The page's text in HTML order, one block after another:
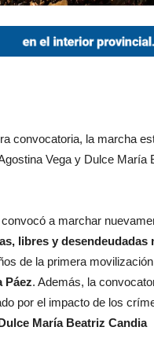
convocatoria, la marcha
Vega y Dulce María
a marchar
libres y desendeudadas
de la primera
Páez. Además, la
por el impacto de los
María Beatriz Candia